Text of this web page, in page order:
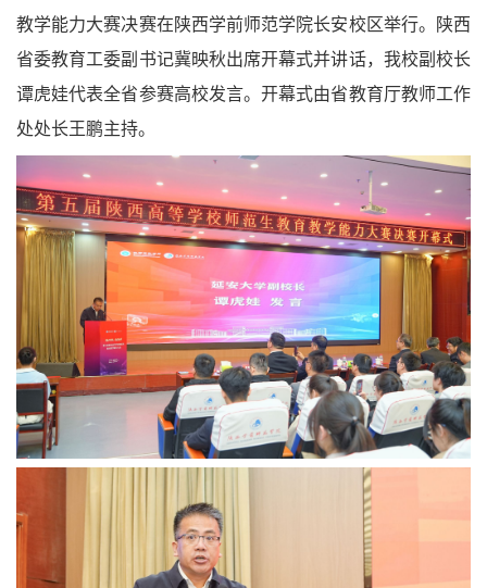
教学能力大赛决赛在陕西学前师范学院长安校区举行。陕西
省委教育工委副书记冀映秋出席开幕式并讲话，我校副校长
谭虎娃代表全省参赛高校发言。开幕式由省教育厅教师工作
处处长王鹏主持。